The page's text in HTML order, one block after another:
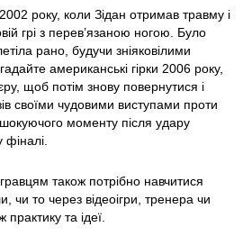
року, коли Зідан отримав травму і
грі з перев’язаною ногою. Було
рано, будучи зніяковілими
американські гірки 2006 року,
щоб потім знову повернутися і
своїми чудовими виступами проти
шокуючого моменту після удару
фіналі.
також потрібно навчитися
чи то через відеоігри, тренера чи
та ідеї.